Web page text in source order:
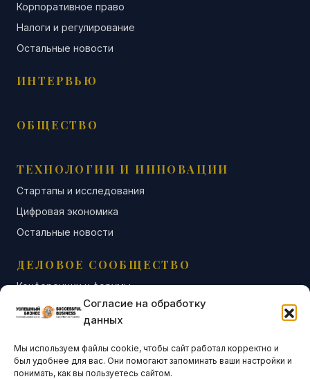
Согласие на обработку
данных
Мы используем файлы cookie, чтобы сайт работал корректно и
был удобнее для вас. Они помогают запоминать ваши настройки и
понимать, как вы пользуетесь сайтом.
Корпоративное право
Налоги и регулирование
Остальные новости
ИНТЕРВЬЮ
ОБЩЕСТВО
ТЕХНОЛОГИИ И ИННОВАЦИИ
Стартапы и исследования
Цифровая экономика
Остальные новости
ДЕЛОВОЕ СООБЩЕСТВО
Конференции и форумы
Бизнес-клубы и ассоциации
Остальные новости
АНАЛИТИКА И СТАТИСТИКА